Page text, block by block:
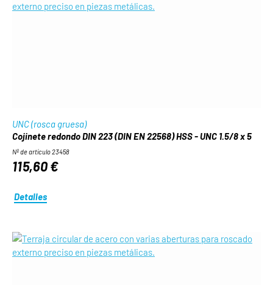
UNC (rosca gruesa)
Cojinete redondo DIN 223 (DIN EN 22568) HSS - UNC 1.5/8 x 5
Nº de artículo 23458
115,60 €
Detalles